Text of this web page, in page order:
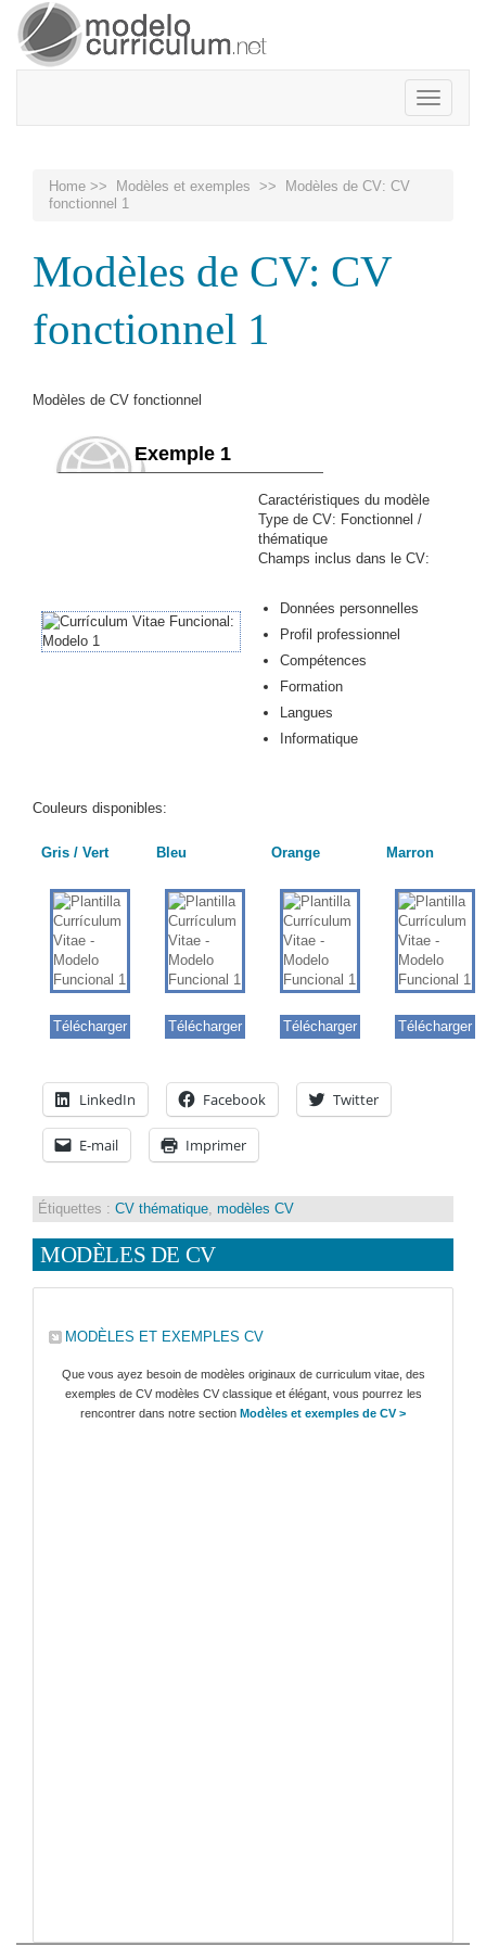
Toggle
Home >> Modèles et exemples >> Modèles de CV: CV
fonctionnel 1
Modèles de CV: CV
fonctionnel 1
Modèles de CV fonctionnel
Exemple 1
Caractéristiques du modèle
Type de CV: Fonctionnel /
thématique
Champs inclus dans le CV:
Données personnelles
Profil professionnel
Compétences
Formation
Langues
Informatique
Couleurs disponibles:
Gris / Vert Bleu Orange Marron
Télécharger Télécharger Télécharger Télécharger
LinkedIn Facebook Twitter
E-mail Imprimer
Étiquettes : CV thématique, modèles CV
MODÈLES DE CV
MODÈLES ET EXEMPLES CV
Que vous ayez besoin de modèles originaux de curriculum vitae, des
exemples de CV modèles CV classique et élégant, vous pourrez les
rencontrer dans notre section Modèles et exemples de CV >